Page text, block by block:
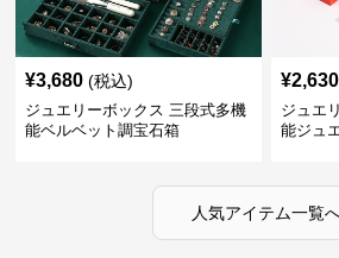
¥3,680 (税込)
ジュエリーボックス 三段式多機
能ベルベット調宝石箱
¥2,630
ジュエ
能ジュ
人気アイテム一覧